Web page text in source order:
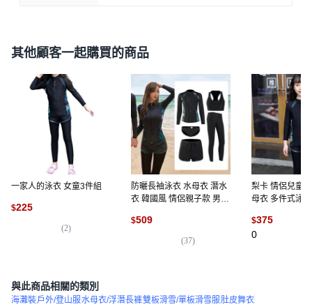
其他顧客一起購買的商品
一家人的泳衣 女童3件組
$225
(2)
防曬長袖泳衣 水母衣 潛水
衣 韓國風 情侶親子款 男女
$509
(37)
梨卡 情侶兒童
母衣 多件式泳
$375
0
與此商品相關的類別
海灘裝戶外/登山服水母衣/浮潛長褲雙板滑雪/單板滑雪服肚皮舞衣